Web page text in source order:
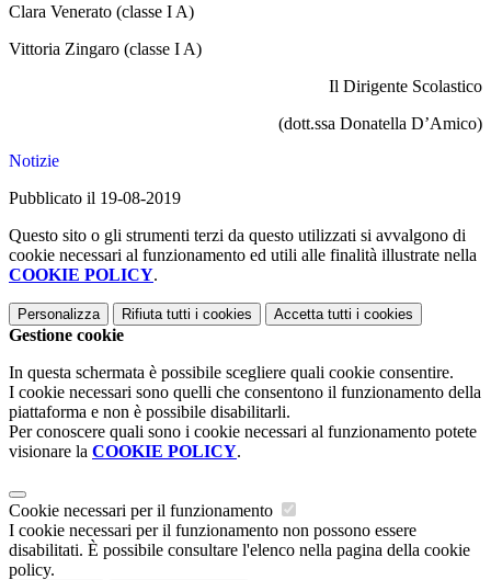
Clara Venerato (classe I A)
Vittoria Zingaro (classe I A)
Il Dirigente Scolastico
(dott.ssa Donatella D’Amico)
Notizie
Pubblicato il 19-08-2019
Questo sito o gli strumenti terzi da questo utilizzati si avvalgono di
cookie necessari al funzionamento ed utili alle finalità illustrate nella
COOKIE POLICY.
Personalizza Rifiuta tutti i cookies Accetta tutti i cookies
Gestione cookie
In questa schermata è possibile scegliere quali cookie consentire.
I cookie necessari sono quelli che consentono il funzionamento della
piattaforma e non è possibile disabilitarli.
Per conoscere quali sono i cookie necessari al funzionamento potete
visionare la COOKIE POLICY.
Cookie necessari per il funzionamento
I cookie necessari per il funzionamento non possono essere
disabilitati. È possibile consultare l'elenco nella pagina della cookie
policy.